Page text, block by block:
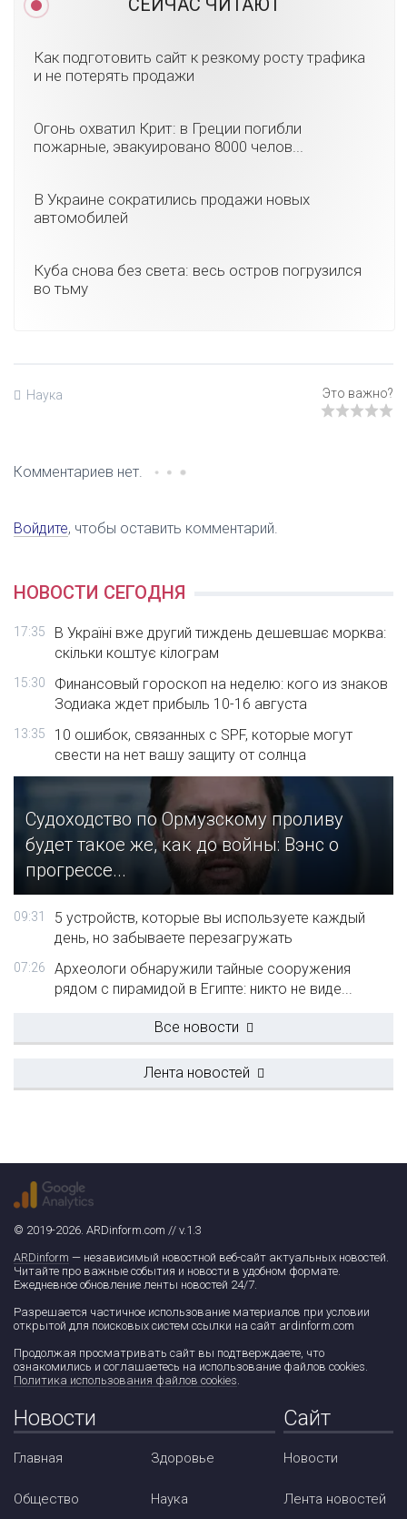
СЕЙЧАС ЧИТАЮТ
Как подготовить сайт к резкому росту трафика
и не потерять продажи
Огонь охватил Крит: в Греции погибли
пожарные, эвакуировано 8000 челов...
В Украине сократились продажи новых
автомобилей
Куба снова без света: весь остров погрузился
во тьму
Наука
Комментариев нет.
Войдите, чтобы оставить комментарий.
НОВОСТИ СЕГОДНЯ
17:35
В Україні вже другий тиждень дешевшає морква:
скільки коштує кілограм
15:30
Финансовый гороскоп на неделю: кого из знаков
Зодиака ждет прибыль 10-16 августа
13:35
10 ошибок, связанных с SPF, которые могут
свести на нет вашу защиту от солнца
Судоходство по Ормузскому проливу
будет такое же, как до войны: Вэнс о
прогрессе...
09:31
5 устройств, которые вы используете каждый
день, но забываете перезагружать
07:26
Археологи обнаружили тайные сооружения
рядом с пирамидой в Египте: никто не виде...
Все новости
Лента новостей
© 2019-2026. ARDinform.com // v.1.3
ARDinform — независимый новостной веб-сайт актуальных новостей.
Читайте про важные события и новости в удобном формате.
Ежедневное обновление ленты новостей 24/7.
Разрешается частичное использование материалов при условии
открытой для поисковых систем ссылки на сайт ardinform.com
Продолжая просматривать сайт вы подтверждаете, что
ознакомились и соглашаетесь на использование файлов cookies.
Политика использования файлов cookies.
Новости
Главная
Общество
Здоровье
Наука
Сайт
Новости
Лента новостей